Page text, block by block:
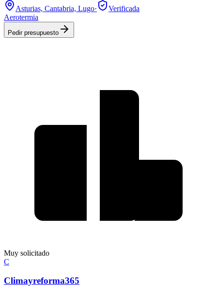
Asturias, Cantabria, Lugo·
Verificada
Aerotermia
Pedir presupuesto
Muy solicitado
C
Climayreforma365